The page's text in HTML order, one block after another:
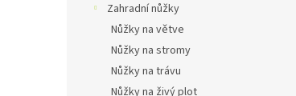
Zahradní nůžky
Nůžky na větve
Nůžky na stromy
Nůžky na trávu
Nůžky na živý plot